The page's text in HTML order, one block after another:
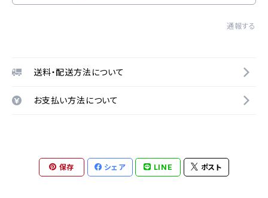
通報する
送料・配送方法について
お支払い方法について
保存 シェア LINE ポスト